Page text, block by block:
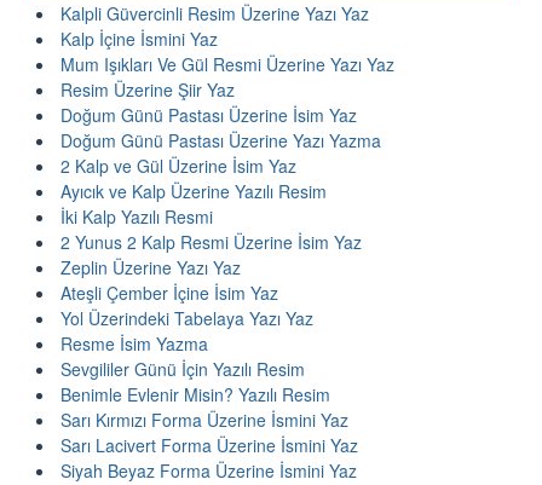
Kalpli Güvercinli Resim Üzerine Yazı Yaz
Kalp İçine İsmini Yaz
Mum Işıkları Ve Gül Resmi Üzerine Yazı Yaz
Resim Üzerine Şiir Yaz
Doğum Günü Pastası Üzerine İsim Yaz
Doğum Günü Pastası Üzerine Yazı Yazma
2 Kalp ve Gül Üzerine İsim Yaz
Ayıcık ve Kalp Üzerine Yazılı Resim
İki Kalp Yazılı Resmi
2 Yunus 2 Kalp Resmi Üzerine İsim Yaz
Zeplin Üzerine Yazı Yaz
Ateşli Çember İçine İsim Yaz
Yol Üzerindeki Tabelaya Yazı Yaz
Resme İsim Yazma
Sevgililer Günü İçin Yazılı Resim
Benimle Evlenir Misin? Yazılı Resim
Sarı Kırmızı Forma Üzerine İsmini Yaz
Sarı Lacivert Forma Üzerine İsmini Yaz
Siyah Beyaz Forma Üzerine İsmini Yaz